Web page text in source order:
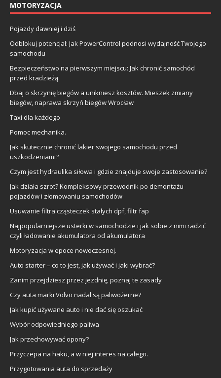
MOTORYZACJA
Pojazdy dawniej i dziś
Odblokuj potencjał: Jak PowerControl podnosi wydajność Twojego
samochodu
Bezpieczeństwo na pierwszym miejscu: Jak chronić samochód
przed kradzieżą
Dbaj o skrzynię biegów a unikniesz kosztów. Mieszek zmiany
biegów, naprawa skrzyń biegów Wrocław
Taxi dla każdego
Pomoc mechanika.
Jak skutecznie chronić lakier swojego samochodu przed
uszkodzeniami?
Czym jest hydraulika siłowa i gdzie znajduje swoje zastosowanie?
Jak działa szrot? Kompleksowy przewodnik po demontażu
pojazdów i złomowaniu samochodów
Usuwanie filtra cząsteczek stałych dpf, filtr fap
Najpopularniejsze usterki w samochodzie i jak sobie z nimi radzić
czyli ładowanie akumulatora od akumulatora
Motoryzacja w epoce nowoczesnej.
Auto starter – co to jest, jak używać i jaki wybrać?
Zanim przejdziesz przez jezdnię, poznaj te zasady
Czy auta marki Volvo nadal są paliwożerne?
Jak kupić używane auto i nie dać się oszukać
Wybór odpowiedniego paliwa
Jak przechowywać opony?
Przyczepa na haku, a w niej interes na całego.
Przygotowania auta do sprzedaży